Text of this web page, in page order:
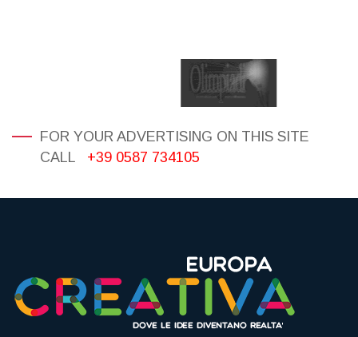
FOR YOUR ADVERTISING ON THIS SITE
CALL
+39 0587 734105